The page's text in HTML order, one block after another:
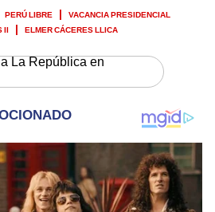
PERÚ LIBRE
VACANCIA PRESIDENCIAL
II
ELMER CÁCERES LLICA
La República en